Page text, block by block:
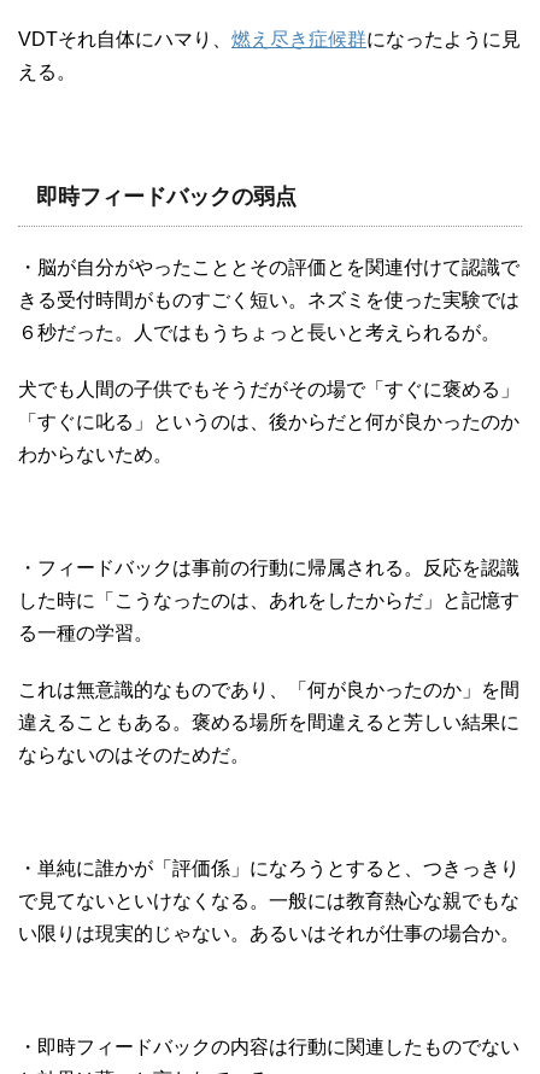
VDTそれ自体にハマり、 燃え尽き症候群になったように見
える。
即時フィードバックの弱点
・脳が自分がやったこととその評価とを関連付けて認識で
きる受付時間がものすごく短い。ネズミを使った実験では
６秒だった。人ではもうちょっと長いと考えられるが。
犬でも人間の子供でもそうだがその場で「すぐに褒める」
「すぐに叱る」というのは、後からだと何が良かったのか
わからないため。
・フィードバックは事前の行動に帰属される。反応を認識
した時に「こうなったのは、あれをしたからだ」と記憶す
る一種の学習。
これは無意識的なものであり、「何が良かったのか」を間
違えることもある。褒める場所を間違えると芳しい結果に
ならないのはそのためだ。
・単純に誰かが「評価係」になろうとすると、つきっきり
で見てないといけなくなる。一般には教育熱心な親でもな
い限りは現実的じゃない。あるいはそれが仕事の場合か。
・即時フィードバックの内容は行動に関連したものでない